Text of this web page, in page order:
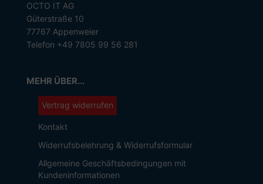
OCTO IT AG
Güterstraße 10
77767 Appenweier
Telefon +49 7805 99 56 281
MEHR ÜBER...
Vertrag widerrufen
Kontakt
Widerrufsbelehrung & Widerrufsformular
Allgemeine Geschäftsbedingungen mit
Kundeninformationen